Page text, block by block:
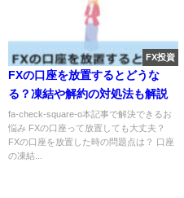
FX投資
FXの口座を放置するとどうな
る？凍結や解約の対処法も解説
fa-check-square-o本記事で解決できるお
悩み FXの口座って放置しても大丈夫？
FXの口座を放置した時の問題点は？ 口座
の凍結...